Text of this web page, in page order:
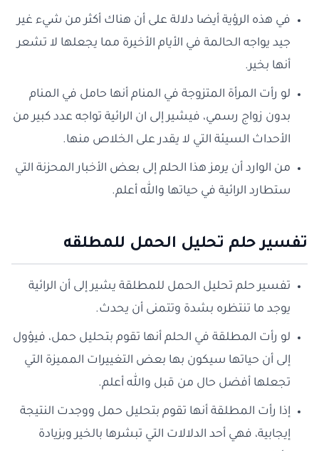
في هذه الرؤية أيضا دلالة على أن هناك أكثر من شيء غير
جيد يواجه الحالمة في الأيام الأخيرة مما يجعلها لا تشعر
أنها بخير.
لو رأت المرأة المتزوجة في المنام أنها حامل في المنام
بدون زواج رسمي، فيشير إلى ان الرائية تواجه عدد كبير من
الأحداث السيئة التي لا يقدر على الخلاص منها.
من الوارد أن يرمز هذا الحلم إلى بعض الأخبار المحزنة التي
ستطارد الرائية في حياتها والله أعلم.
تفسير حلم تحليل الحمل للمطلقه
تفسير حلم تحليل الحمل للمطلقة يشير إلى أن الرائية
يوجد ما تنتظره بشدة وتتمنى أن يحدث.
لو رأت المطلقة في الحلم أنها تقوم بتحليل حمل، فيؤول
إلى أن حياتها سيكون بها بعض التغييرات المميزة التي
تجعلها أفضل حال من قبل والله أعلم.
إذا رأت المطلقة أنها تقوم بتحليل حمل ووجدت النتيجة
إيجابية، فهي أحد الدلالات التي تبشرها بالخير وبزيادة